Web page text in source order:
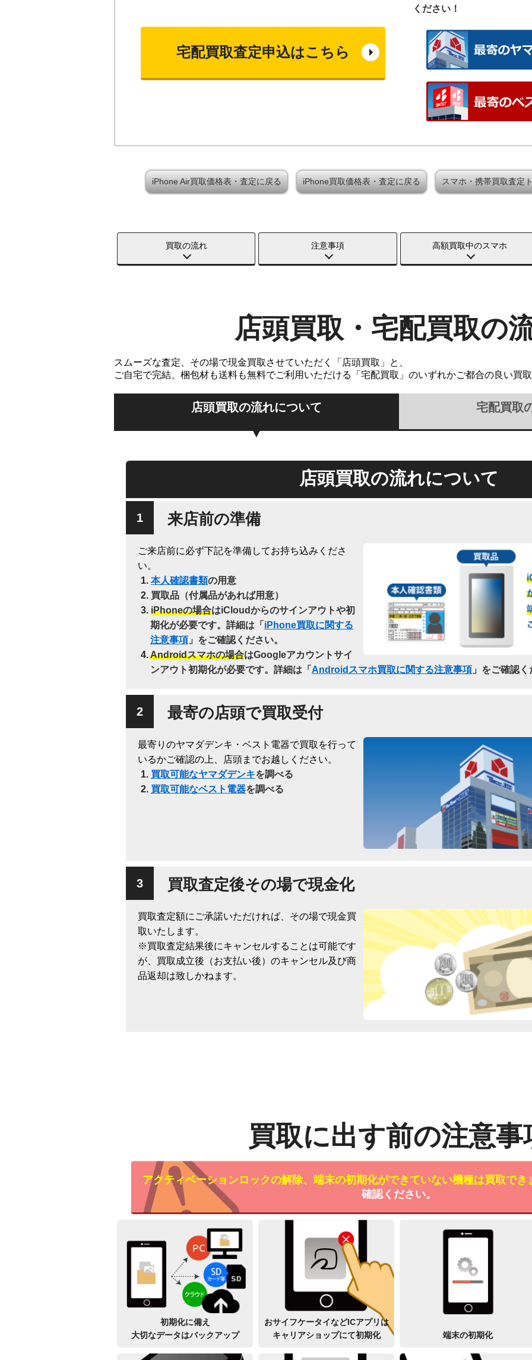
宅配買取査定申込はこちら
ください！
iPhone Air買取価格表・査定に戻る iPhone買取価格表・査定に戻る スマホ・携帯買取査定
買取の流れ 注意事項 高額買取中のスマホ
店頭買取・宅配買取の
スムーズな査定、その場で現金買取させていただく「店頭買取」と、
ご自宅で完結、梱包材も送料も無料でご利用いただける「宅配買取」のいずれかご都合の良い買
店頭買取の流れについて 宅配買取
店頭買取の流れについて
来店前の準備
ご来店前に必ず下記を準備してお持ち込みくださ
い。
本人確認書類の用意
買取品（付属品があれば用意）
iPhoneの場合はiCloudからのサインアウトや初
期化が必要です。詳細は「 iPhone買取に関する
注意事項 」をご確認ください。
Androidスマホの場合はGoogleアカウントサイ
ンアウト初期化が必要です。詳細は「 Androidスマホ買取に関する注意事項 」をご確認
最寄の店頭で買取受付
最寄りのヤマダデンキ・ベスト電器で買取を行って
いるかご確認の上、店頭までお越しください。
買取可能なヤマダデンキを調べる
買取可能なベスト電器を調べる
買取査定後その場で現金化
買取査定額にご承諾いただければ、その場で現金買
取いたします。
※買取査定結果後にキャンセルすることは可能です
が、買取成立後（お支払い後）のキャンセル及び商
品返却は致しかねます。
買取に出す前の注意事
アクティベーションロックの解除、端末の初期化ができていない機種は買取でき
確認ください。
初期化に備え
大切なデータはバックアップ
おサイフケータイなどICアプリは
キャリアショップにて初期化
端末の初期化